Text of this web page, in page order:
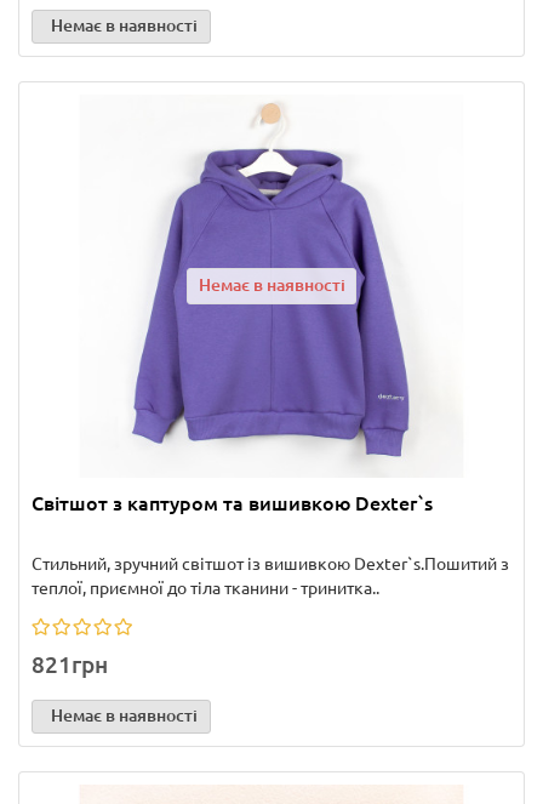
Немає в наявності
Немає в наявності
Світшот з каптуром та вишивкою Dexter`s
Стильний, зручний світшот із вишивкою Dexter`s.Пошитий з
теплої, приємної до тіла тканини - тринитка..
821грн
Немає в наявності